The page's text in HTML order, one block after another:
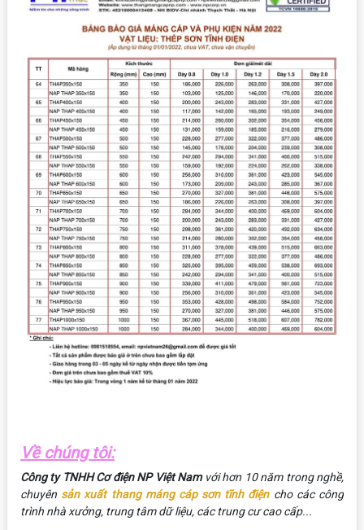
Về chúng tôi:
Công ty TNHH Cơ điện NP Việt Namvới hơn 10 năm trong nghề,
chuyên sản xuất thang máng cáp sơn tĩnh điệncho các công
trình nhà xưởng, trung tâm dữ liệu, các trung cư cao cấp...